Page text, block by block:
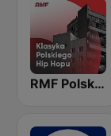
RMF Polski hip hop